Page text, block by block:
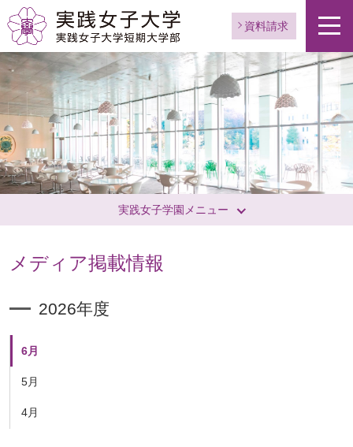
資料請求
実践女子学園メニュー
メディア掲載情報
2026年度
6月
5月
4月